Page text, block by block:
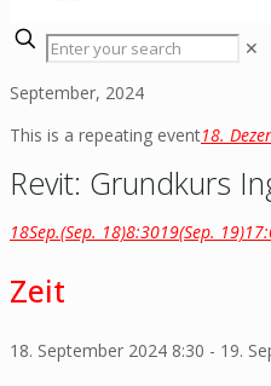
✕
September, 2024
This is a repeating event18.
Revit: Grundkurs
18Sep.(Sep. 18)8:3019(Sep. 19)
Zeit
18. September 2024 8:30 - 19.